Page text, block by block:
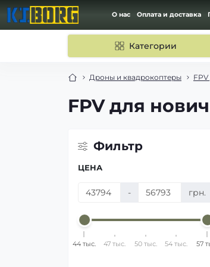
О нас Оплата и доставка
Категории
Дроны и квадрокоптеры
FPV для
Фильтр
ЦЕНА
- грн.
44 тыс. 47 тыс. 50 тыс. 54 тыс. 57